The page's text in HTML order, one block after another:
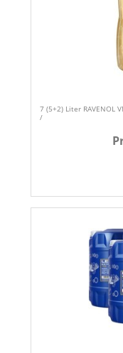
7 (5+2) Liter RAVENOL
/